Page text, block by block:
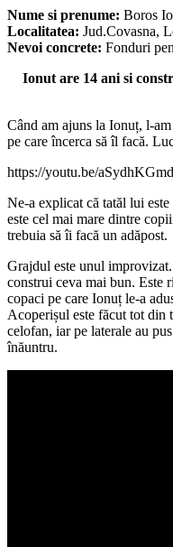
Nume si prenume: Boros
Localitatea: Jud.Covasna,
Nevoi concrete: Fonduri
Ionut are 14 ani si
Când am ajuns la Ionuț, l-
pe care încerca să îl facă.
https://youtu.be/
Ne-a explicat că tatăl lui
este cel mai mare dintre
trebuia să îi facă un adăpost.
Grajdul este unul
construi ceva mai bun. Este
copaci pe care Ionuț le-a
Acoperișul este făcut tot din
celofan, iar pe laterale au
înăuntru.